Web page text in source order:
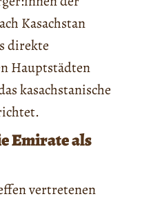
Kasachstan
direkte
Hauptstädten
kasachstanische
Emirate als
vertretenen